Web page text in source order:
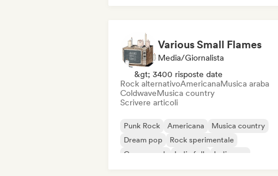
Various Small Flames
Media/Giornalista
&gt; 3400 risposte date
Rock alternativoAmericanaMusica araba
ColdwaveMusica country
Scrivere articoli
Punk Rock Americana
Musica country
Dream pop
Rock sperimentale
Garage rock
Indie folk Indie pop